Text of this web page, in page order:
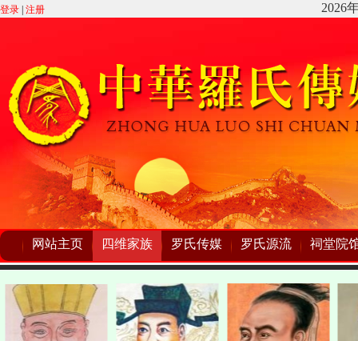
登录 注册
网站主页 四维家族 罗氏传媒 罗氏源流 祠堂院